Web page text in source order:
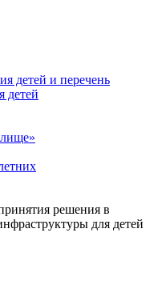
детей и перечень
детей
решения в
для детей